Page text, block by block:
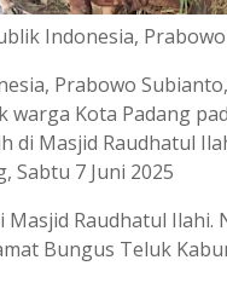
Indonesia,
Prabowo
Kota Padang
di Masjid Raudhatul
Sabtu 7 Juni 2025
Masjid Raudhatul
Bungus Teluk